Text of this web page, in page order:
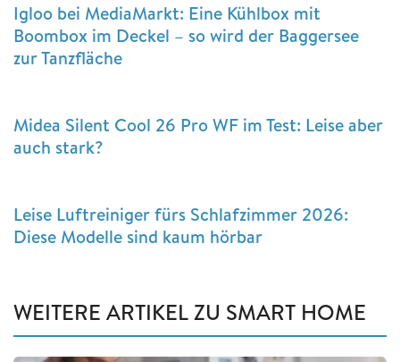
Igloo bei MediaMarkt: Eine Kühlbox mit
Boombox im Deckel – so wird der Baggersee
zur Tanzfläche
Midea Silent Cool 26 Pro WF im Test: Leise aber
auch stark?
Leise Luftreiniger fürs Schlafzimmer 2026:
Diese Modelle sind kaum hörbar
WEITERE ARTIKEL ZU SMART HOME